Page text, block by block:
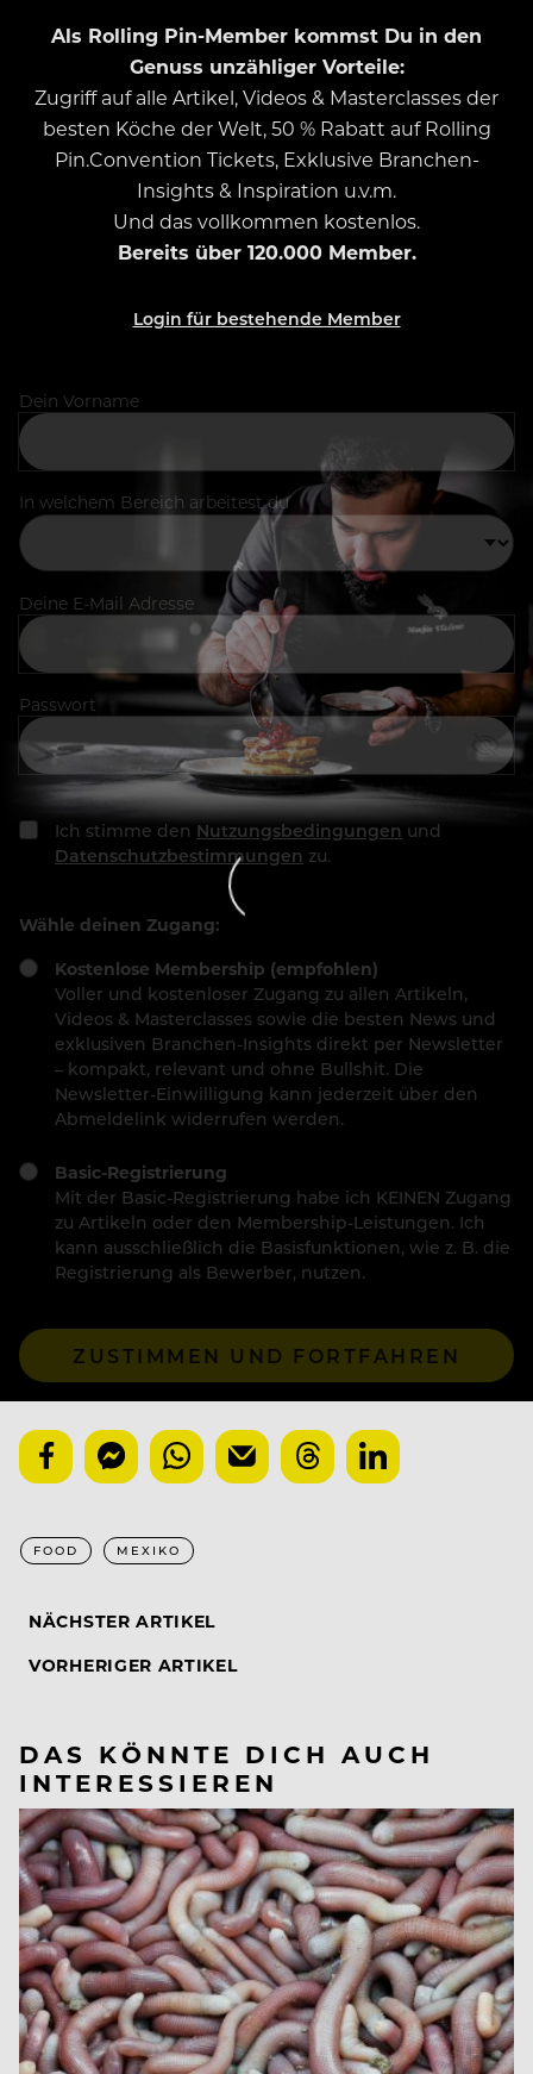
Als Rolling Pin-Member kommst Du in den
Genuss unzähliger Vorteile:
Zugriff auf alle Artikel, Videos & Masterclasses der
besten Köche der Welt, 50 % Rabatt auf Rolling
Pin.Convention Tickets, Exklusive Branchen-
Insights & Inspiration u.v.m.
Und das vollkommen kostenlos.
Bereits über 120.000 Member.
Login für bestehende Member
Dein Vorname
In welchem Bereich arbeitest du
Deine E-Mail Adresse
Passwort
Ich stimme den Nutzungsbedingungen und
Datenschutzbestimmungen zu.
Wähle deinen Zugang:
Kostenlose Membership (empfohlen)
Voller und kostenloser Zugang zu allen Artikeln,
Videos & Masterclasses sowie die besten News und
exklusiven Branchen-Insights direkt per Newsletter
– kompakt, relevant und ohne Bullshit. Die
Newsletter-Einwilligung kann jederzeit über den
Abmeldelink widerrufen werden.
Basic-Registrierung
Mit der Basic-Registrierung habe ich KEINEN Zugang
zu Artikeln oder den Membership-Leistungen. Ich
kann ausschließlich die Basisfunktionen, wie z. B. die
Registrierung als Bewerber, nutzen.
ZUSTIMMEN UND FORTFAHREN
FOOD MEXIKO
NÄCHSTER ARTIKEL
VORHERIGER ARTIKEL
DAS KÖNNTE DICH AUCH
INTERESSIEREN